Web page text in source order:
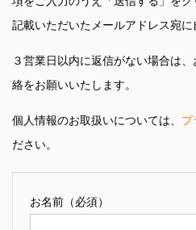
記載いただいたメールアドレス宛に
３営業日以内に返信がない場合は
絡をお願いいたします。
個人情報のお取扱いについては、 プ
ださい。
お名前（必須）